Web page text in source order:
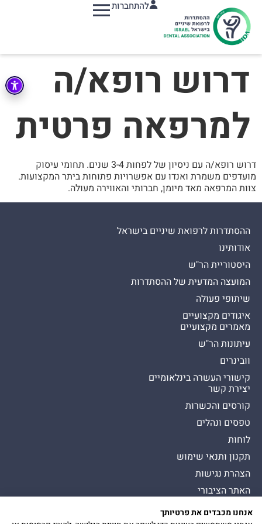
להתחברות
דרוש רופא/ה
למרפאה פרטית
דרוש רופא/ה עם ניסיון של לפחות 3-4 שנים. תחומי עיסוק
מועדפים משמרת ואנדו עם אפשרויות פתוחות ביתר המקצועות.
צוות המרפאה מאד מיומן, חברותי והאווירה מעולה.
ההסתדרות לרפואת שיניים בישראל
אודותינו
היסטוריית הר"ש
המועצה המדעית של ההסתדרות
שיתופי פעולה
איגודים מקצועיים
מאמרים מקצועיים
עיתונות הר"ש
וובינרים
קישורי העשרה בינלאומיים
יצירת קשר
קורסים והכשרות
טפסים ונהלים
לוחות
תקנון ותנאי שימוש
הצהרת נגישות
האתר הציבורי
אנחנו מכבדים את פרטיותך